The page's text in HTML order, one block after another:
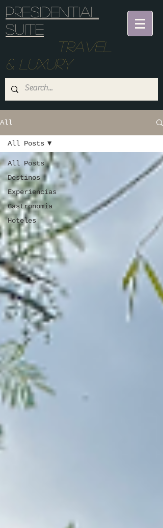
Presidential
suite
Travel
& Luxury
All
All Posts
Destinos
Experiencias
Gastronomia
Hoteles
All Posts